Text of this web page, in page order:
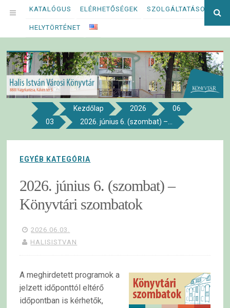
Megszakítás
OPEN
MENU
KATALÓGUS ELÉRHETŐSÉGEK SZOLGÁLTATÁSOK
HELYTÖRTÉNET
Halis István Városi Könyvtár
8800 NAGYKANIZSA, KÁLVIN TÉR 5.
Kezdőlap 2026
06
03
2026. június 6. (szombat) –...
EGYÉB KATEGÓRIA
2026. június 6. (szombat) –
Könyvtári szombatok
2026.06.03.
HALISISTVAN
A meghirdetett programok a
jelzett időponttól eltérő
időpontban is kérhetők,